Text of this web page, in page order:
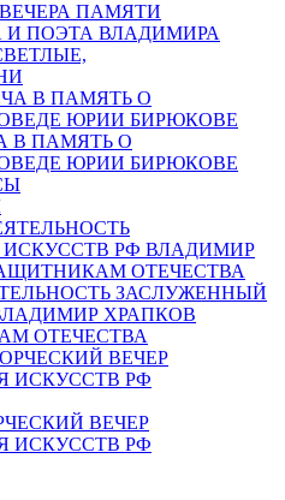
ПАМЯТИ
ПОЭТА ВЛАДИМИРА
В ПАМЯТЬ О
ЮРИИ БИРЮКОВЕ
ЗАСЛУЖЕННЫЙ
ХРАПКОВ
ОТЕЧЕСТВА
ВЕЧЕР
ИСКУССТВ РФ